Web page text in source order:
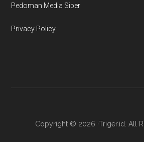
Pedoman Media Siber
Privacy Policy
Copyright © 2026 ·Triger.id. All